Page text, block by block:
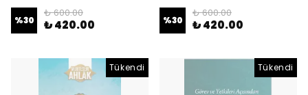
%30
₺ 600.00
₺ 420.00 %30
₺ 600.00
₺ 420.00
Tükendi Tükendi